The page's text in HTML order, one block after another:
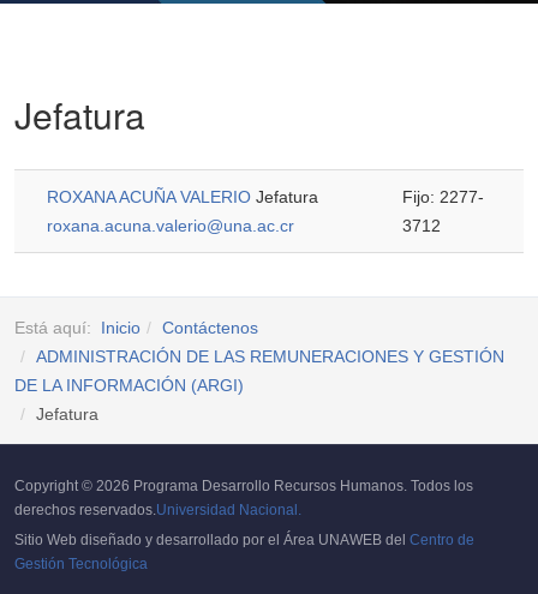
Jefatura
ROXANA ACUÑA VALERIO Jefatura
roxana.acuna.valerio@una.ac.cr
Fijo: 2277-
3712
Está aquí: Inicio
Contáctenos
ADMINISTRACIÓN DE LAS REMUNERACIONES Y GESTIÓN
DE LA INFORMACIÓN (ARGI)
Jefatura
Copyright © 2026 Programa Desarrollo Recursos Humanos. Todos los
derechos reservados.Universidad Nacional.
Sitio Web diseñado y desarrollado por el Área UNAWEB del Centro de
Gestión Tecnológica